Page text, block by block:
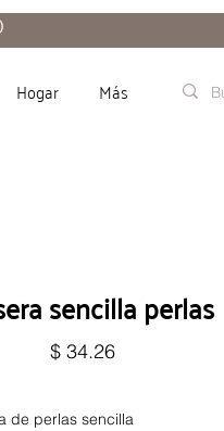
Hogar Más
sencilla perlas
$ 34.26Precio
de perlas sencilla